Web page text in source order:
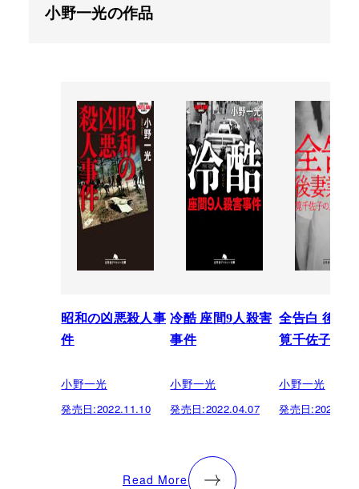
小野一光の作品
昭和の凶悪殺人事
件
小野一光
発売日:2022.11.10
冷酷 座間9人殺害
事件
小野一光
発売日:2022.04.07
全告白 後妻
筧千佐子の
小野一光
発売日:
Read More